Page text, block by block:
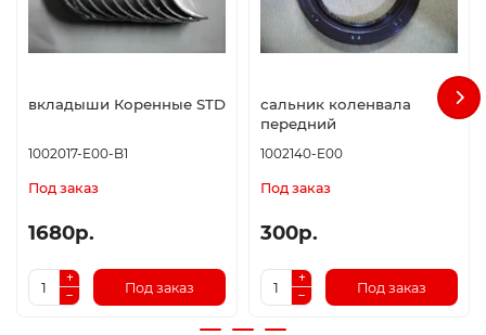
вкладыши Коренные STD
1002017-E00-B1
Под заказ
1680р.
Под заказ
сальник коленвала
передний
1002140-E00
Под заказ
300р.
Под заказ